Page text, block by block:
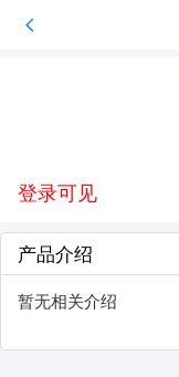
登录可见
产品介绍
暂无相关介绍